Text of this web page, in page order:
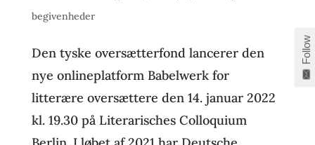
begivenheder
Den tyske oversætterfond lancerer den
nye onlineplatform Babelwerk for
litterære oversættere den 14. januar 2022
kl. 19.30 på Literarisches Colloquium
Follow